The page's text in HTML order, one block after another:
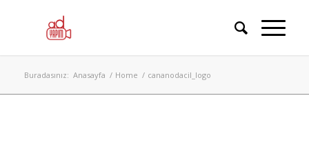
Buradasınız: Anasayfa / Home / cananodacil_logo